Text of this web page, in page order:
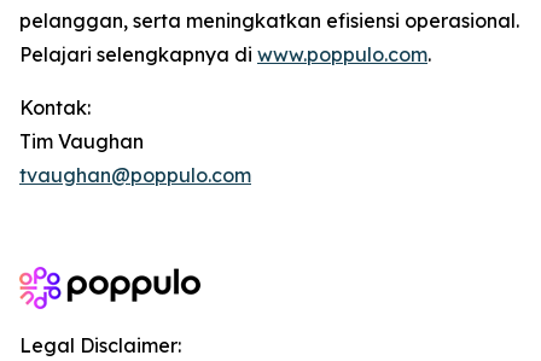
pelanggan, serta meningkatkan efisiensi operasional.
Pelajari selengkapnya di www.poppulo.com.
Kontak:
Tim Vaughan
tvaughan@poppulo.com
Legal Disclaimer: